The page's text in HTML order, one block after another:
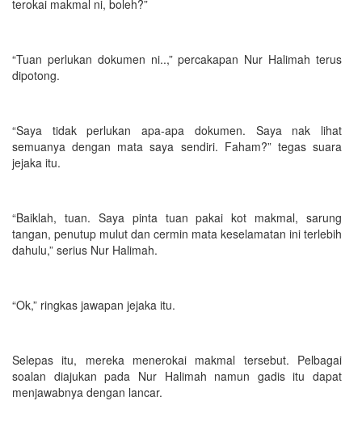
terokai makmal ni, boleh?”
“Tuan perlukan dokumen ni..,” percakapan Nur Halimah terus
dipotong.
“Saya tidak perlukan apa-apa dokumen. Saya nak lihat
semuanya dengan mata saya sendiri. Faham?” tegas suara
jejaka itu.
“Baiklah, tuan. Saya pinta tuan pakai kot makmal, sarung
tangan, penutup mulut dan cermin mata keselamatan ini terlebih
dahulu,” serius Nur Halimah.
“Ok,” ringkas jawapan jejaka itu.
Selepas itu, mereka menerokai makmal tersebut. Pelbagai
soalan diajukan pada Nur Halimah namun gadis itu dapat
menjawabnya dengan lancar.